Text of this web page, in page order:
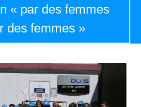
« par des femmes
des femmes »